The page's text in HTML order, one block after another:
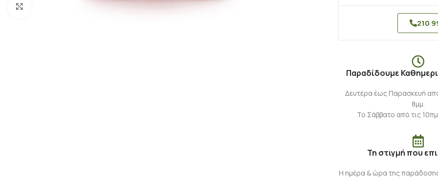
210
Παραδίδουμε
Δευτέρα έως Παρασκευή
8μμ.
Το Σάββατο από τις
Τη στιγμή που
Η ημέρα & ώρα της